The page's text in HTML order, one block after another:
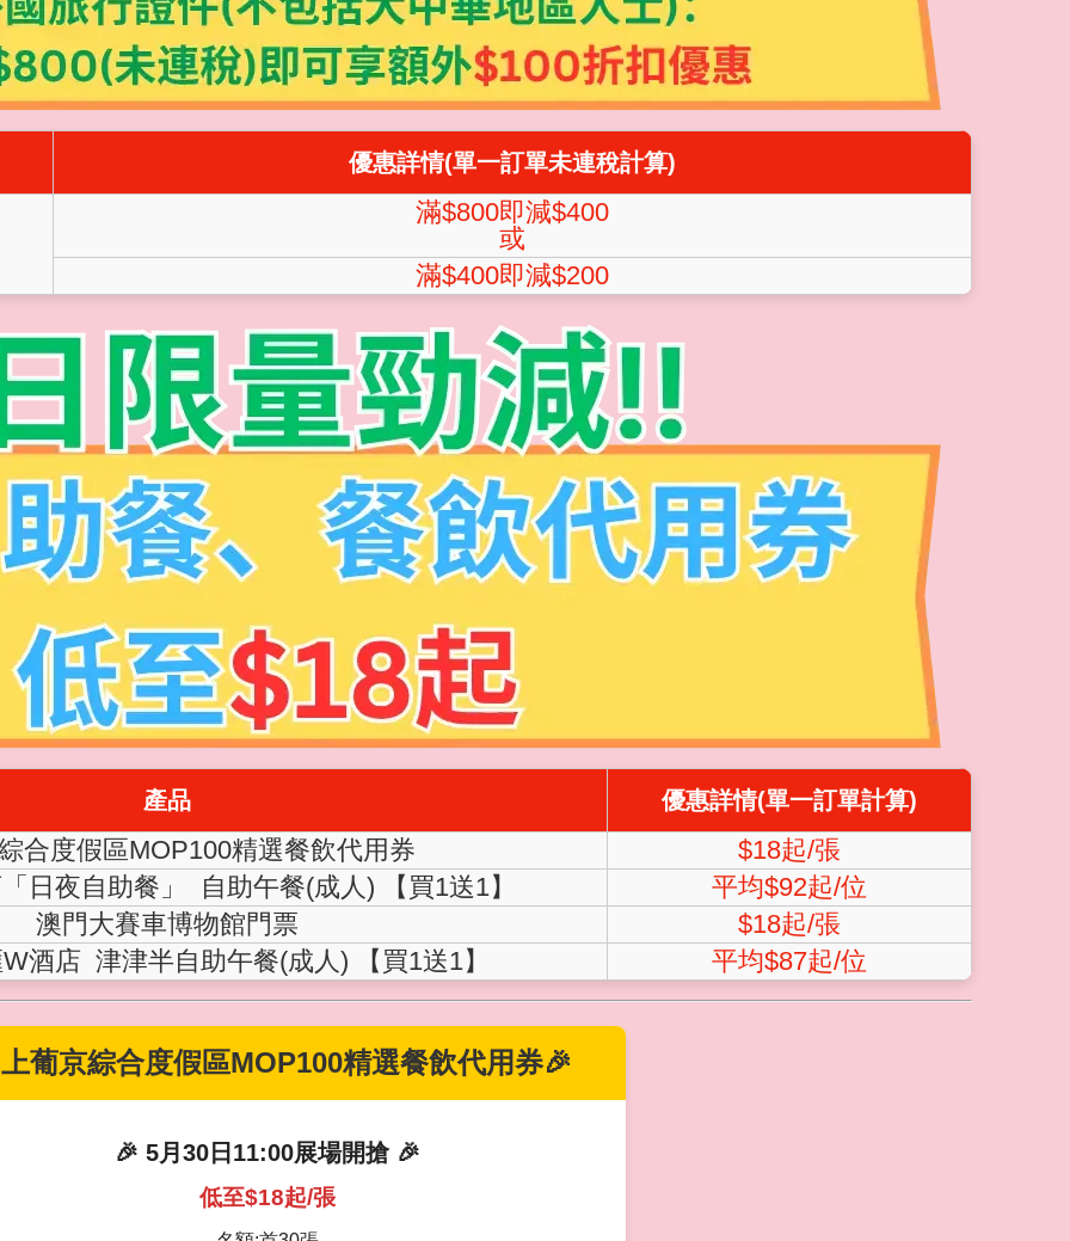
優惠詳情(單一訂單未連稅計算)
滿$800即減$400
或
滿$400即減$200
產品 優惠詳情(單一訂單計算)
合度假區MOP100精選餐飲代用券
$18起/張
日夜自助餐」 自助午餐(成人) 【買1送1】
平均$92起/位
澳門大賽車博物館門票
$18起/張
酒店 津津半自助午餐(成人) 【買1送1】
平均$87起/位
葡京綜合度假區MOP100精選餐飲代用券🎉
🎉 5月30日11:00展場開搶 🎉
低至$18起/張